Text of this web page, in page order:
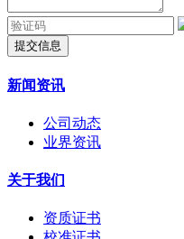
提交信息
新闻资讯
公司动态
业界资讯
关于我们
资质证书